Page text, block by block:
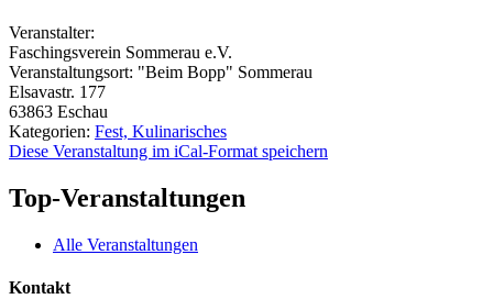
Veranstalter:
Faschingsverein Sommerau e.V.
Veranstaltungsort: "Beim Bopp" Sommerau
Elsavastr. 177
63863 Eschau
Kategorien: Fest, Kulinarisches
Diese Veranstaltung im iCal-Format speichern
Top-Veranstaltungen
Alle Veranstaltungen
Kontakt